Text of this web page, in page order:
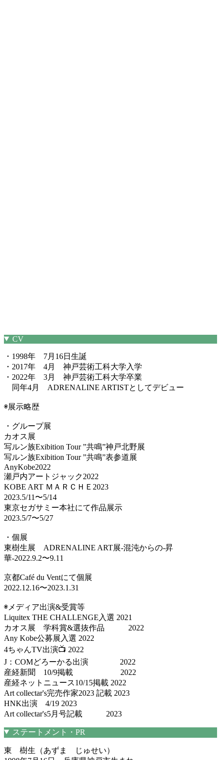
CV
・1998年 7月16日生誕
・2017年 4月 神戸芸術工科大学入学
・2022年 3月 神戸芸術工科大学卒業
同年4月 ADRENALINE ARTISTとしてデビュー
◉展示略歴
・グループ展
カオス展
写ルン族Exibition Tour ”共鳴”神戸北野展
写ルン族Exibition Tour ”共鳴”表参道展
AnyKobe2022
瀬戸内アートジャック2022
KOBE ART ＭＡＲＣＨＥ2023
2023.5/11〜5/14
東京セガサミー本社にて作品展示
2023.5/7〜5/27
・個展
東樹生展 ADRENALINE ART展-混沌からの-昇
華-2022.9.2〜9.11
京都Café du Ventにて個展
2022.12.16〜2023.1.31
◉メディア出演&受賞等
Liquitex THE CHALLENGE入選 2021
カオス展 学科賞&選抜作品 2022
Any Kobe公募展入選 2022
4ちゃんTV出演📺 2022
J：COMどろーかる出演 2022
産経新聞 10/9掲載 2022
産経ネットニュース10/15掲載 2022
Art collectar's完売作家2023 記載 2023
HNK出演 4/19 2023
Art collectar's5月号記載 2023
ステートメント・PR
東 樹生（あずま じゅせい）